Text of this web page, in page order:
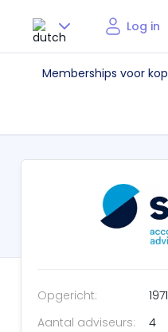
Nederlands
Log in
Memberships voor
Opgericht:
1971
Aantal adviseurs:
4